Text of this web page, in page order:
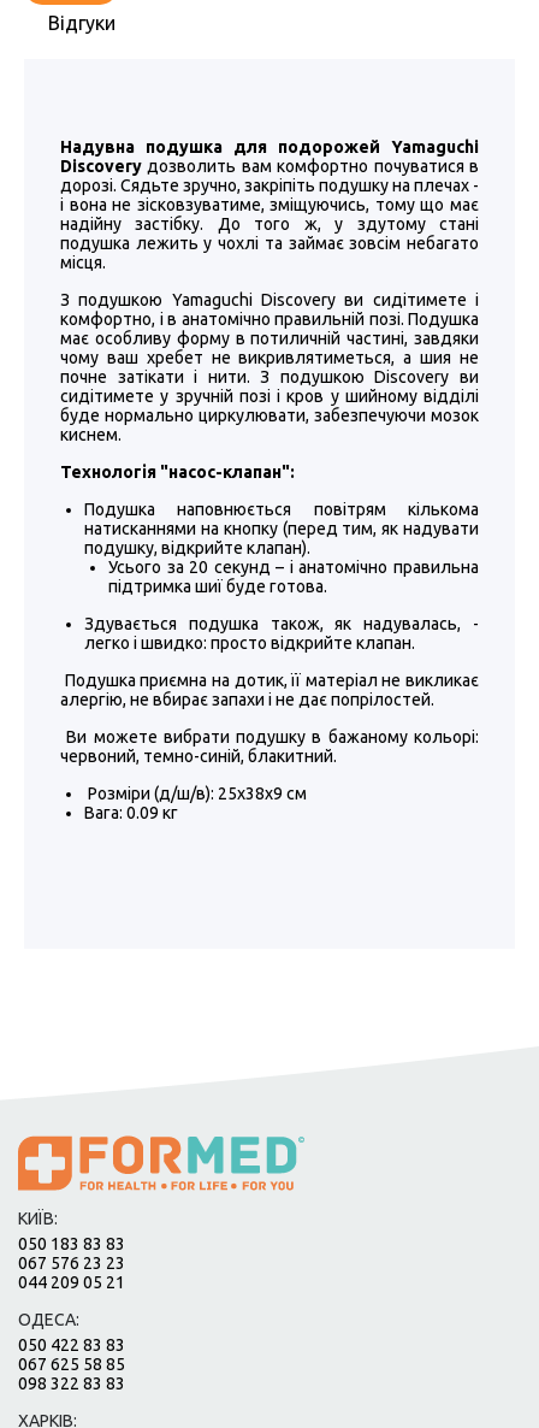
Відгуки
Надувна подушка для подорожей Yamaguchi
Discovery дозволить вам комфортно почуватися в
дорозі. Сядьте зручно, закріпіть подушку на плечах -
і вона не зісковзуватиме, зміщуючись, тому що має
надійну застібку. До того ж, у здутому стані
подушка лежить у чохлі та займає зовсім небагато
місця.
З подушкою Yamaguchi Discovery ви сидітимете і
комфортно, і в анатомічно правильній позі. Подушка
має особливу форму в потиличній частині, завдяки
чому ваш хребет не викривлятиметься, а шия не
почне затікати і нити. З подушкою Discovery ви
сидітимете у зручній позі і кров у шийному відділі
буде нормально циркулювати, забезпечуючи мозок
киснем.
Технологія "насос-клапан":
Подушка наповнюється повітрям кількома
натисканнями на кнопку (перед тим, як надувати
подушку, відкрийте клапан).
Усього за 20 секунд – і анатомічно правильна
підтримка шиї буде готова.
Здувається подушка також, як надувалась, -
легко і швидко: просто відкрийте клапан.
Подушка приємна на дотик, її матеріал не викликає
алергію, не вбирає запахи і не дає попрілостей.
Ви можете вибрати подушку в бажаному кольорі:
червоний, темно-синій, блакитний.
Розміри (д/ш/в): 25х38х9 см
Вага: 0.09 кг
КИЇВ:
050 183 83 83
067 576 23 23
044 209 05 21
ОДЕСА:
050 422 83 83
067 625 58 85
098 322 83 83
ХАРКІВ: